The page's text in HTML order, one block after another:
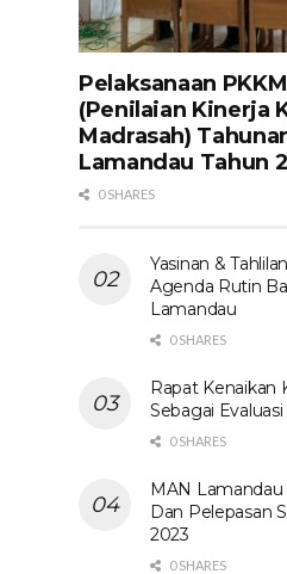
Pelaksanaan PKKM
(Penilaian Kinerja
Madrasah)
Lamandau Tahun
0 SHARES
Yasinan &
Agenda Rutin
Lamandau
0 SHARES
Rapat Kenaikan
Sebagai
0 SHARES
MAN
Dan Pelepasan
2023
0 SHARES